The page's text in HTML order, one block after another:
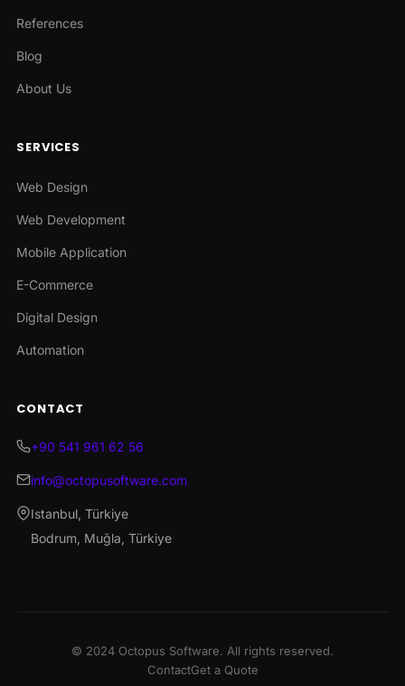
References
Blog
About Us
SERVICES
Web Design
Web Development
Mobile Application
E-Commerce
Digital Design
Automation
CONTACT
+90 541 961 62 56
info@octopusoftware.com
Istanbul, Türkiye
Bodrum, Muğla, Türkiye
© 2024 Octopus Software. All rights reserved.
ContactGet a Quote